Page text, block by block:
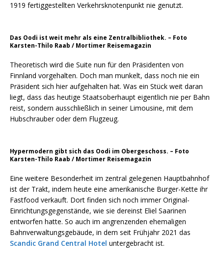
1919 fertiggestellten Verkehrsknotenpunkt nie genutzt.
Das Oodi ist weit mehr als eine Zentralbibliothek. – Foto
Karsten-Thilo Raab / Mortimer Reisemagazin
Theoretisch wird die Suite nun für den Präsidenten von
Finnland vorgehalten. Doch man munkelt, dass noch nie ein
Präsident sich hier aufgehalten hat. Was ein Stück weit daran
liegt, dass das heutige Staatsoberhaupt eigentlich nie per Bahn
reist, sondern ausschließlich in seiner Limousine, mit dem
Hubschrauber oder dem Flugzeug.
Hypermodern gibt sich das Oodi im Obergeschoss. – Foto
Karsten-Thilo Raab / Mortimer Reisemagazin
Eine weitere Besonderheit im zentral gelegenen Hauptbahnhof
ist der Trakt, indem heute eine amerikanische Burger-Kette ihr
Fastfood verkauft. Dort finden sich noch immer Original-
Einrichtungsgegenstände, wie sie dereinst Eliel Saarinen
entworfen hatte. So auch im angrenzenden ehemaligen
Bahnverwaltungsgebäude, in dem seit Frühjahr 2021 das
Scandic Grand Central Hotel untergebracht ist.